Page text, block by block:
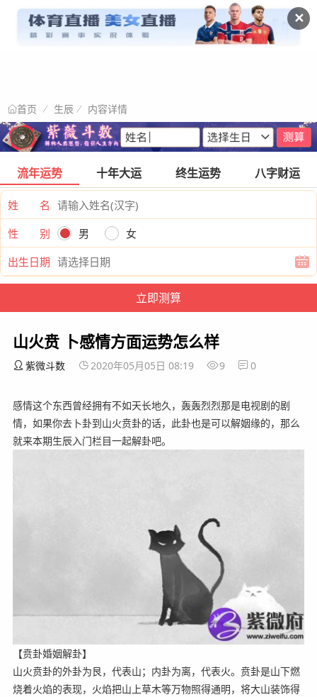
✕
首页 生辰 内容详情
流年运势 十年大运 终生运势 八字财运
姓 名
性 别
男
女
出生日期
山火贲 卜感情方面运势怎么样
紫微斗数 2020年05月05日 08:19 9 0
感情这个东西曾经拥有不如天长地久，轰轰烈烈那是电视剧的剧
情，如果你去卜卦到山火贲卦的话，此卦也是可以解姻缘的，那么
就来本期生辰入门栏目一起解卦吧。
【贲卦婚姻解卦】
山火贲卦的外卦为艮，代表山；内卦为离，代表火。贲卦是山下燃
烧着火焰的表现，火焰把山上草木等万物照得通明，将大山装饰得